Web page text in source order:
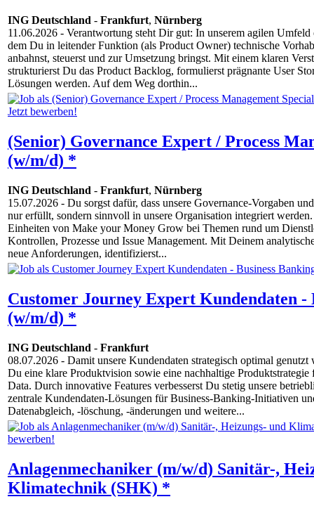
ING Deutschland - Frankfurt, Nürnberg
11.06.2026 - Verantwortung steht Dir gut: In unserem agilen
dem Du in leitender Funktion (als Product Owner) technische
anbahnst, steuerst und zur Umsetzung bringst. Mit einem klaren
strukturierst Du das Product Backlog, formulierst prägnante User
Lösungen werden. Auf dem Weg dorthin...
(Senior) Governance Expert / Process
(w/m/d) *
ING Deutschland - Frankfurt, Nürnberg
15.07.2026 - Du sorgst dafür, dass unsere Governance-Vorgaben
nur erfüllt, sondern sinnvoll in unsere Organisation integriert
Einheiten von Make your Money Grow bei Themen rund um
Kontrollen, Prozesse und Issue Management. Mit Deinem
neue Anforderungen, identifizierst...
Customer Journey Expert Kundendaten -
(w/m/d) *
ING Deutschland - Frankfurt
08.07.2026 - Damit unsere Kundendaten strategisch optimal
Du eine klare Produktvision sowie eine nachhaltige
Data. Durch innovative Features verbesserst Du stetig unsere
zentrale Kundendaten-Lösungen für Business-Banking-Initiativen
Datenabgleich, -löschung, -änderungen und weitere...
Anlagenmechaniker (m/w/d) Sanitär-,
Klimatechnik (SHK) *